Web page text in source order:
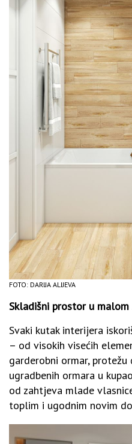
FOTO: DARIJA ALIJEVA
Skladišni prostor u malom
Svaki kutak interijera
– od visokih visećih
garderobni ormar,
ugradbenih ormara u
od zahtjeva mlade
toplim i ugodnim novim